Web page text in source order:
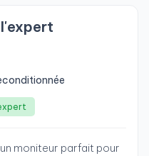
moniteur parfait pour